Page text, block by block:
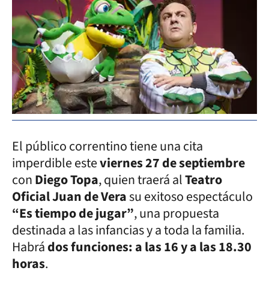
El público correntino tiene una cita
imperdible esteviernes 27 de septiembre
conDiego Topa, quien traerá alTeatro
Oficial Juan de Verasu exitoso espectáculo
“Es tiempo de jugar”, una propuesta
destinada a las infancias y a toda la familia.
Habrádos funciones: a las 16 y a las 18.30
horas.